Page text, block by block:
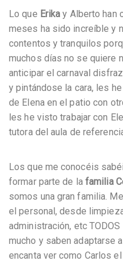
Lo que Erika y Alberto han
meses ha sido increíble y
contentos y tranquilos
muchos días no se quiere
anticipar el carnaval
y pintándose la cara, les
de Elena en el patio con
les he visto trabajar con
tutora del aula de
Los que me conocéis
formar parte de la familia
somos una gran familia.
el personal, desde
administración, etc
mucho y saben adaptarse
encanta ver como Carlos